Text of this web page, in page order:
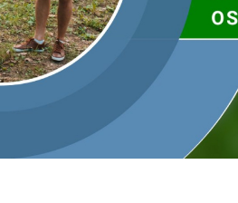
Wodnej w Kielcach
Miasta i Gminy
Klubińska podpisali
programu
Część 3) Modernizacja
Ochotniczych Straży
zadania pn.
Ochotniczej Straży